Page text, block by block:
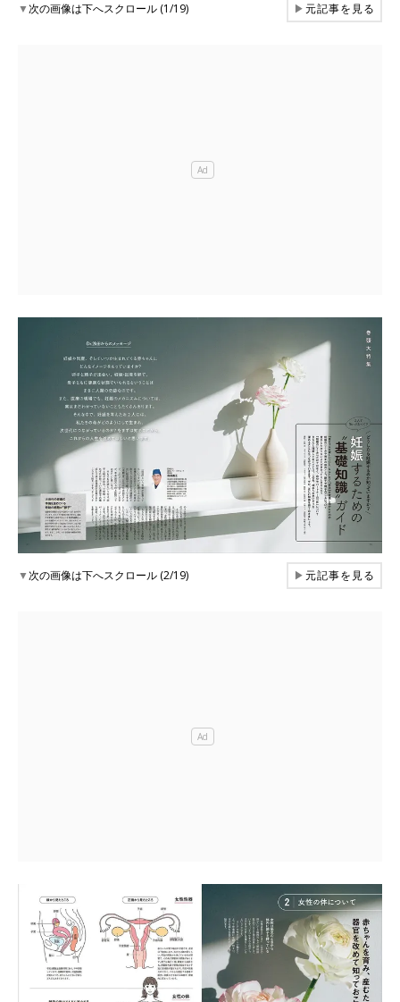
▼次の画像は下へスクロール (1/19) ▶元記事を見る
▼次の画像は下へスクロール (2/19) ▶元記事を見る